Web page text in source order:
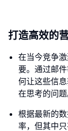
打造高效的
在当今竞争
要。通过邮
何让这些信
在思考的问题
根据最新的
率，但其中